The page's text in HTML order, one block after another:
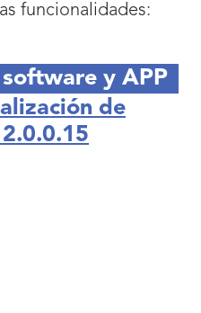
funcionalidades:
y APP
de